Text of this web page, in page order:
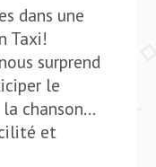
dans une
Taxi!
surprend
le
chanson…
et